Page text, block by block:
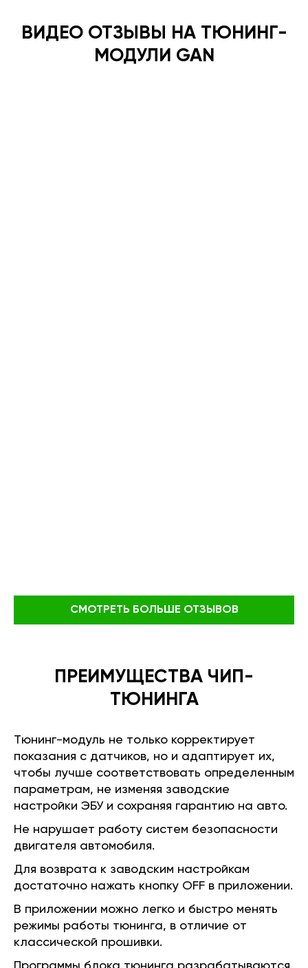
ВИДЕО ОТЗЫВЫ НА ТЮНИНГ-
МОДУЛИ GAN
СМОТРЕТЬ БОЛЬШЕ ОТЗЫВОВ
ПРЕИМУЩЕСТВА ЧИП-
ТЮНИНГА
Тюнинг-модуль не только корректирует
показания с датчиков, но и адаптирует их,
чтобы лучше соответствовать определенным
параметрам, не изменяя заводские
настройки ЭБУ и сохраняя гарантию на авто.
Не нарушает работу систем безопасности
двигателя автомобиля.
Для возврата к заводским настройкам
достаточно нажать кнопку OFF в приложении.
В приложении можно легко и быстро менять
режимы работы тюнинга, в отличие от
классической прошивки.